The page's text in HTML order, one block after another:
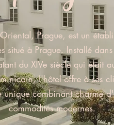
Prague, est un
situé à Prague. Installé
du XIVe siècle qui était
l'hôtel offre à ses
unique combinant charme
commodités modernes.